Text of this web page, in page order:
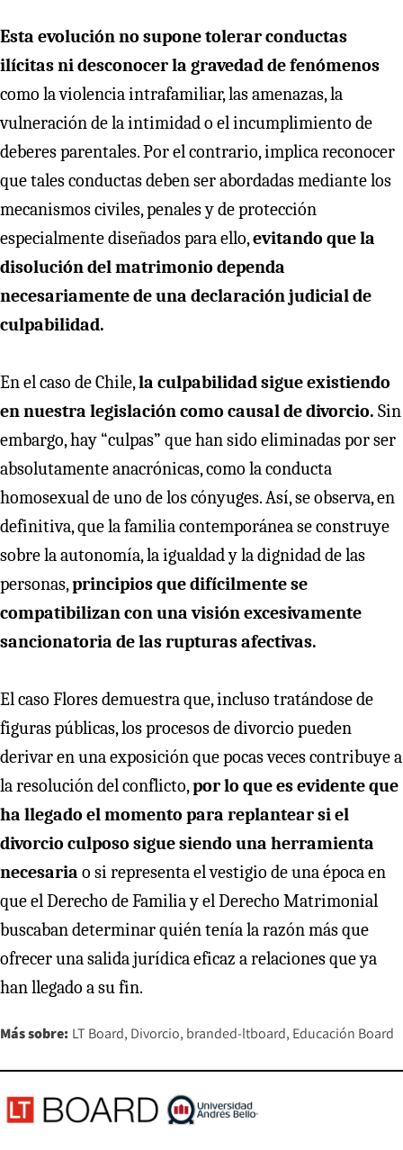
Esta evolución no supone tolerar conductas
ilícitas ni desconocer la gravedad de fenómenos
como la violencia intrafamiliar, las amenazas, la
vulneración de la intimidad o el incumplimiento de
deberes parentales. Por el contrario, implica reconocer
que tales conductas deben ser abordadas mediante los
mecanismos civiles, penales y de protección
especialmente diseñados para ello,evitando que la
disolución del matrimonio dependa
necesariamente de una declaración judicial de
culpabilidad.
En el caso de Chile,la culpabilidad sigue existiendo
en nuestra legislación como causal de divorcio. Sin
embargo, hay “culpas” que han sido eliminadas por ser
absolutamente anacrónicas, como la conducta
homosexual de uno de los cónyuges. Así, se observa, en
definitiva, que la familia contemporánea se construye
sobre la autonomía, la igualdad y la dignidad de las
personas,principios que difícilmente se
compatibilizan con una visión excesivamente
sancionatoria de las rupturas afectivas.
El caso Flores demuestra que, incluso tratándose de
figuras públicas, los procesos de divorcio pueden
derivar en una exposición que pocas veces contribuye a
la resolución del conflicto,por lo que es evidente que
ha llegado el momento para replantear si el
divorcio culposo sigue siendo una herramienta
necesaria o si representa el vestigio de una época en
que el Derecho de Familia y el Derecho Matrimonial
buscaban determinar quién tenía la razón más que
ofrecer una salida jurídica eficaz a relaciones que ya
han llegado a su fin.
Más sobre: LT Board Divorcio branded-ltboard Educación Board